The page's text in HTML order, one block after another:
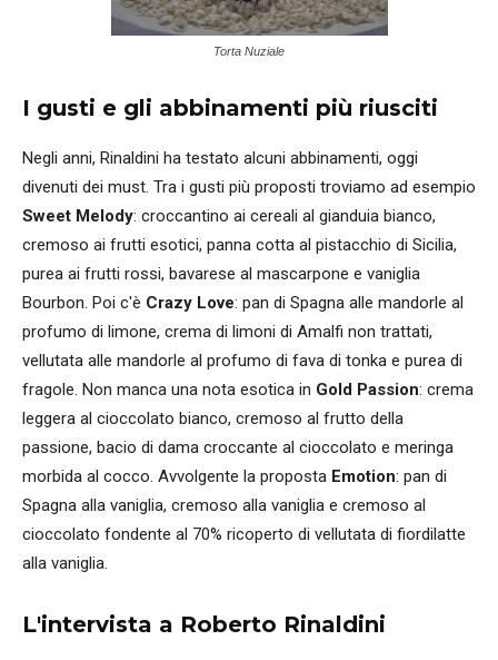
Torta Nuziale
I gusti e gli abbinamenti più riusciti
Negli anni, Rinaldini ha testato alcuni abbinamenti, oggi
divenuti dei must. Tra i gusti più proposti troviamo ad esempio
Sweet Melody: croccantino ai cereali al gianduia bianco,
cremoso ai frutti esotici, panna cotta al pistacchio di Sicilia,
purea ai frutti rossi, bavarese al mascarpone e vaniglia
Bourbon. Poi c'è Crazy Love: pan di Spagna alle mandorle al
profumo di limone, crema di limoni di Amalfi non trattati,
vellutata alle mandorle al profumo di fava di tonka e purea di
fragole. Non manca una nota esotica in Gold Passion: crema
leggera al cioccolato bianco, cremoso al frutto della
passione, bacio di dama croccante al cioccolato e meringa
morbida al cocco. Avvolgente la proposta Emotion: pan di
Spagna alla vaniglia, cremoso alla vaniglia e cremoso al
cioccolato fondente al 70% ricoperto di vellutata di fiordilatte
alla vaniglia.
L'intervista a Roberto Rinaldini